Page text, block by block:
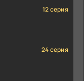
12 серия
24 серия